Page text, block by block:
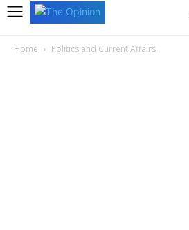
Home Politics and Current Affairs